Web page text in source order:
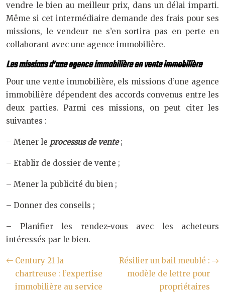
vendre le bien au meilleur prix, dans un délai imparti.
Même si cet intermédiaire demande des frais pour ses
missions, le vendeur ne s’en sortira pas en perte en
collaborant avec une agence immobilière.
Les missions d’une agence immobilière en vente immobilière
Pour une vente immobilière, els missions d’une agence
immobilière dépendent des accords convenus entre les
deux parties. Parmi ces missions, on peut citer les
suivantes :
– Mener le processus de vente;
– Etablir de dossier de vente ;
– Mener la publicité du bien ;
– Donner des conseils ;
– Planifier les rendez-vous avec les acheteurs
intéressés par le bien.
Century 21 la
chartreuse : l’expertise
immobilière au service
Résilier un bail meublé :
modèle de lettre pour
propriétaires